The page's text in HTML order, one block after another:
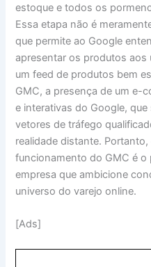
estoque e todos os
Essa etapa não é
que permite ao Google
apresentar os produtos aos
um feed de produtos bem
GMC, a presença de um e-
e interativas do Google,
vetores de tráfego
realidade distante.
funcionamento do GMC é o
empresa que ambicione
universo do varejo online.
[Ads]